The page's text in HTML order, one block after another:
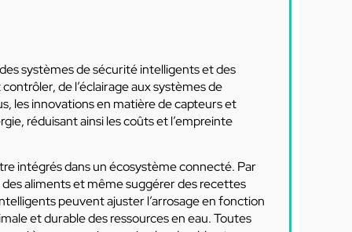
systèmes de sécurité intelligents et des
de l’éclairage aux systèmes de
les innovations en matière de capteurs et
réduisant ainsi les coûts et l’empreinte
intégrés dans un écosystème connecté. Par
aliments et même suggérer des recettes
peuvent ajuster l’arrosage en fonction
et durable des ressources en eau. Toutes